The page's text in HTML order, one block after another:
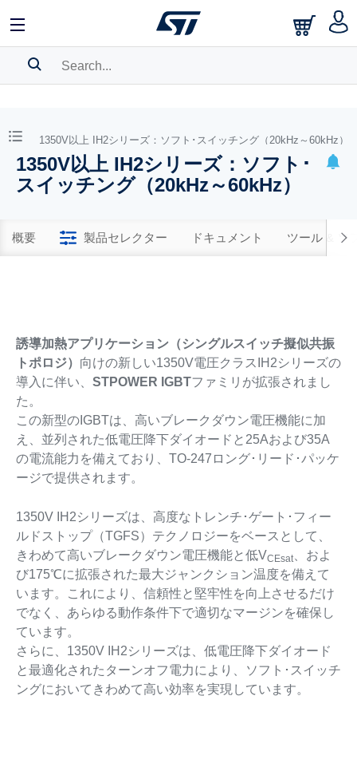
BOOKMARK
Pleaselog in to show your saved searches.
） 1350V以上 IH2シリーズ：ソフト･スイッチング（20kHz～60kHz）
1350V以上 IH2シリーズ：ソフト･
スイッチング（20kHz～60kHz）
概要 製品セレクター ドキュメント ツール & ソ
誘導加熱アプリケーション（シングルスイッチ擬似共振
トポロジ） 向けの新しい1350V電圧クラスIH2シリーズの
導入に伴い、 STPOWER IGBTファミリが拡張されまし
た。
この新型のIGBTは、高いブレークダウン電圧機能に加
え、並列された低電圧降下ダイオードと25Aおよび35A
の電流能力を備えており、TO-247ロング･リード･パッケ
ージで提供されます。
1350V IH2シリーズは、高度なトレンチ･ゲート･フィー
ルドストップ（TGFS）テクノロジーをベースとして、
きわめて高いブレークダウン電圧機能と低VCEsat、およ
び175℃に拡張された最大ジャンクション温度を備えて
います。これにより、信頼性と堅牢性を向上させるだけ
でなく、あらゆる動作条件下で適切なマージンを確保し
ています。
さらに、1350V IH2シリーズは、低電圧降下ダイオード
と最適化されたターンオフ電力により、ソフト･スイッチ
ングにおいてきわめて高い効率を実現しています。